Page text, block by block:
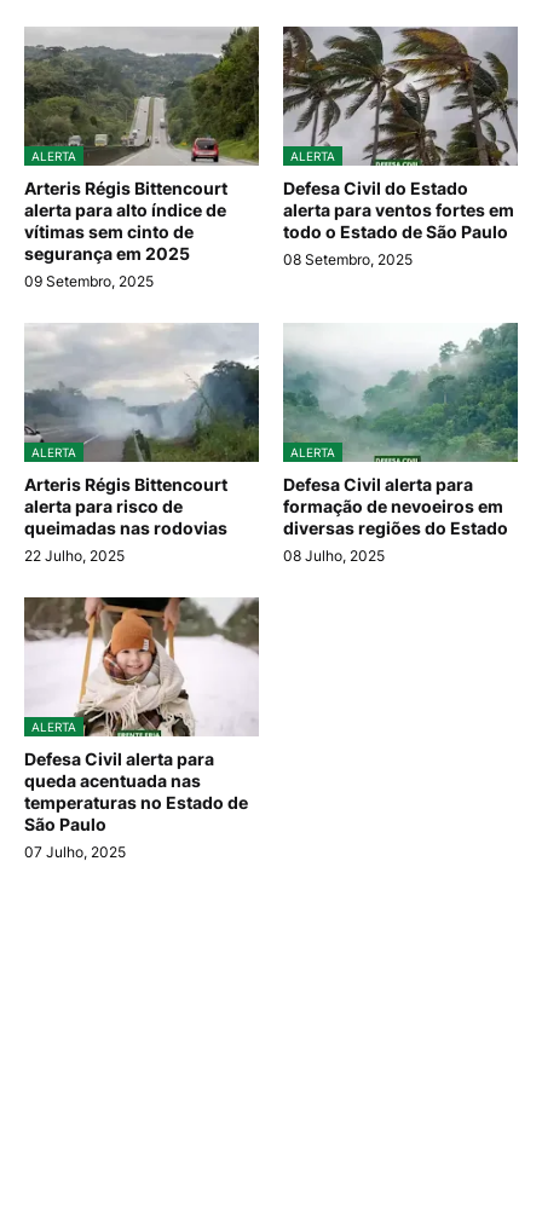
ALERTA
Arteris Régis Bittencourt
alerta para alto índice de
vítimas sem cinto de
segurança em 2025
09 Setembro, 2025
ALERTA
Defesa Civil do Estado
alerta para ventos fortes em
todo o Estado de São Paulo
08 Setembro, 2025
ALERTA
Arteris Régis Bittencourt
alerta para risco de
queimadas nas rodovias
22 Julho, 2025
ALERTA
Defesa Civil alerta para
formação de nevoeiros em
diversas regiões do Estado
08 Julho, 2025
ALERTA
Defesa Civil alerta para
queda acentuada nas
temperaturas no Estado de
São Paulo
07 Julho, 2025